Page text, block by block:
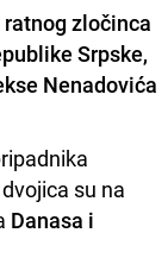
ratnog zločinca
Srpske,
Nenadovića
su na
Danasa i